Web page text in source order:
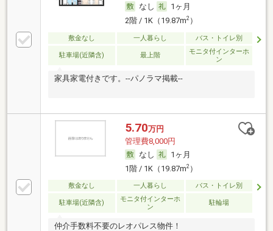
なし
1ヶ月
2階 / 1K（19.87m2）
敷金なし 一人暮らし バス・トイレ別
駐車場(近隣含) 最上階
モニタ付インターホ
ン
家具家電付きです。--パノラマ掲載--
5.70万円
管理費8,000円
なし
1ヶ月
1階 / 1K（19.87m2）
敷金なし 一人暮らし バス・トイレ別
駐車場(近隣含)
モニタ付インターホ
ン
駐輪場
仲介手数料不要のレオパレス物件！